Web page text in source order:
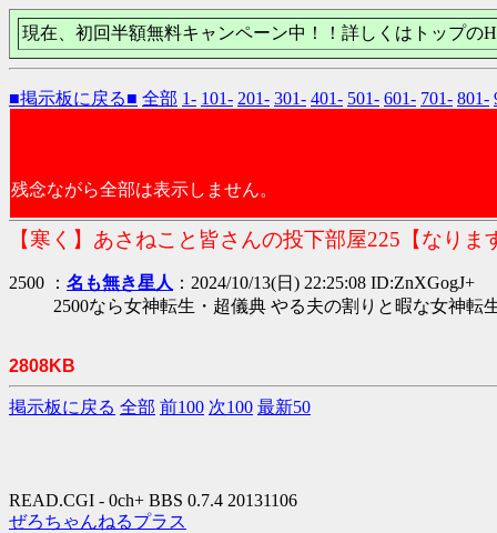
現在、初回半額無料キャンペーン中！！詳しくはトップの
■掲示板に戻る■ 全部 1- 101- 201- 301- 401- 501- 601- 701- 801-
残念ながら全部は表示しません。
【寒く】あさねこと皆さんの投下部屋225【なりま
2500 ： 名も無き星人 ：2024/10/13(日) 22:25:08 ID:ZnXGogJ+
2500なら女神転生・超儀典 やる夫の割りと暇な女神転
2808KB
掲示板に戻る 全部 前100 次100 最新50
READ.CGI - 0ch+ BBS 0.7.4 20131106
ぜろちゃんねるプラス